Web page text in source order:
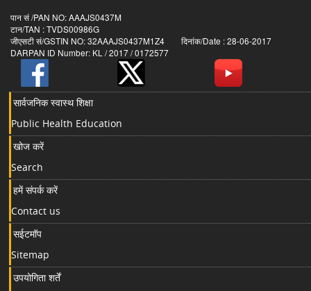
पान सं /PAN NO: AAAJS0437M
टान/TAN : TVDS00986G
जीएसटी सं/GSTIN NO: 32AAAJS0437M1Z4 दिनांक/Date : 28-06-2017
DARPAN ID Number: KL / 2017 / 0172577
सार्वजनिक स्वास्थ शिक्षा
Public Health Education
खोज करें
Search
हमें संपर्क करें
Contact us
सईटमॉप
Sitemap
उपयोगिता शर्तें